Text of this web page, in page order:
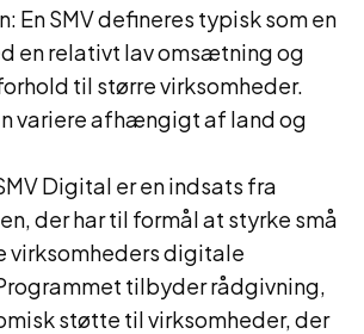
En SMV defineres typisk som en
en relativt lav omsætning og
til større virksomheder.
variere afhængigt af land og
Digital er en indsats fra
der har til formål at styrke små
virksomheders digitale
tilbyder rådgivning,
støtte til virksomheder, der